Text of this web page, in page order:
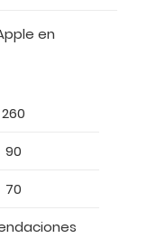
en
260
90
70